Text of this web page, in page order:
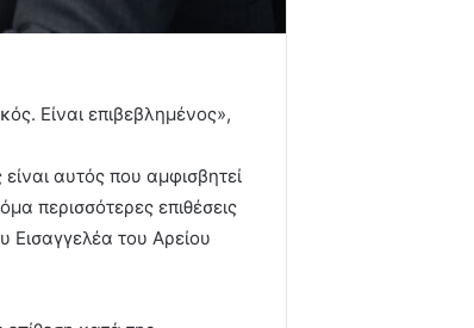
Είναι επιβεβλημένος»,
αυτός που αμφισβητεί
περισσότερες επιθέσεις
Εισαγγελέα του Αρείου